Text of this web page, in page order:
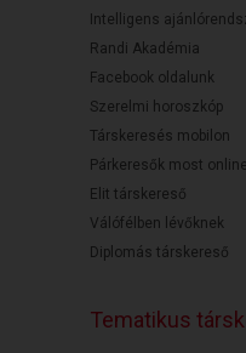
Intelligens
Randi Akadémia
Facebook oldalunk
Szerelmi horoszkóp
Társkeresés mobilon
Párkeresők most online
Elit társkereső
Válófélben lévőknek
Diplomás társkereső
Tematikus